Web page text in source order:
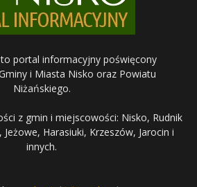
portal informacyjny poświęcony
i Miasta Nisko oraz Powiatu
Niżańskiego.
z gmin i miejscowości: Nisko, Rudnik
Harasiuki, Krzeszów, Jarocin i
innych.